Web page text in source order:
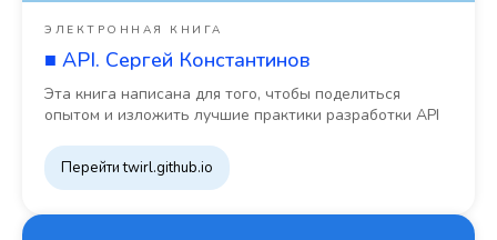
ЭЛЕКТРОННАЯ КНИГА
■ API. Сергей Константинов
Эта книга написана для того, чтобы поделиться
опытом и изложить лучшие практики разработки API
Перейти twirl.github.io